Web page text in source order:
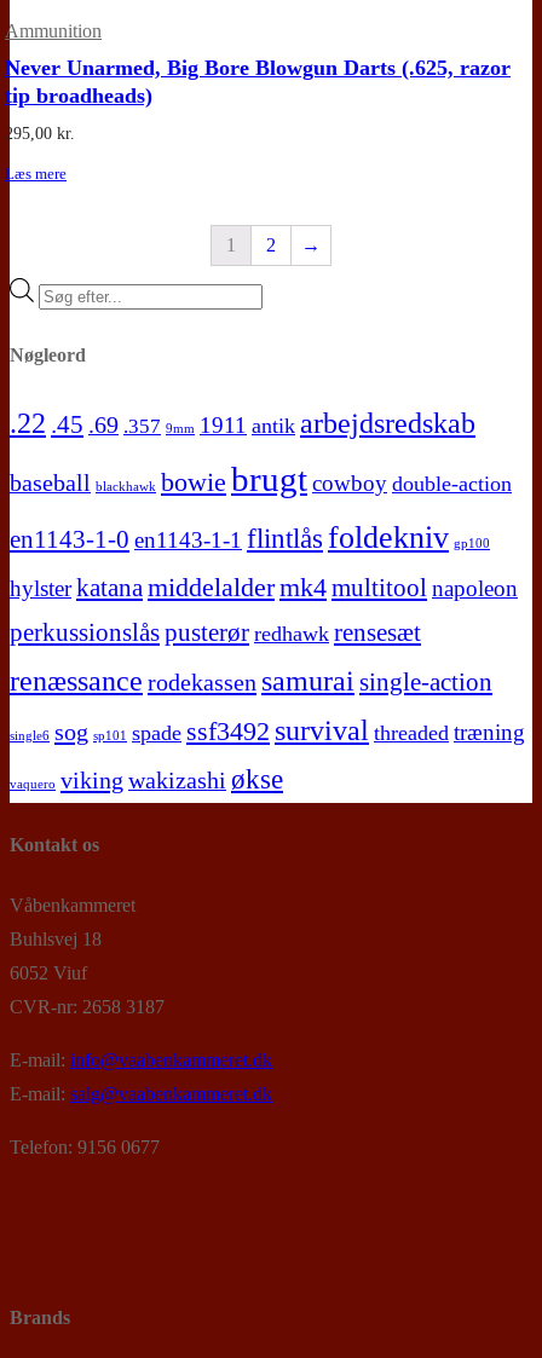
Ammunition
Never Unarmed, Big Bore Blowgun Darts (.625, razor
tip broadheads)
295,00 kr.
Læs mere
1 2 →
Products
Nøgleord
.22 .45 .69 .357 9mm 1911 antik arbejdsredskab
baseball blackhawk bowie brugtcowboy double-action
en1143-1-0 en1143-1-1 flintlåsfoldekniv gp100
hylsterkatanamiddelaldermk4multitoolnapoleon
perkussionslåspusterør redhawk rensesæt
renæssance rodekassen samurai single-action
single6 sog sp101 spade ssf3492 survival threaded træning
vaquero viking wakizashi økse
Kontakt os
Våbenkammeret
Buhlsvej 18
6052 Viuf
CVR-nr: 2658 3187
E-mail: info@vaabenkammeret.dk
E-mail: salg@vaabenkammeret.dk
Telefon: 9156 0677
Brands